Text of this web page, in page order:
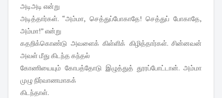
அடிஅடி என்று
அடித்தார்கள். “அம்மா, செத்துப்போகாதே! செத்துப் போகாதே,
அம்மா!” என்று
கதறிக்கொண்டு அவளைக் கிள்ளிக் கிழித்தார்கள். சின்னவன்
அவள் மீது கிடந்த கந்தல்
கோணியையும் கோபத்தோடு இழுத்துத் தூரப்போட்டான். அம்மா
முழு நிர்வாணமாகக்
கிடந்தாள்.